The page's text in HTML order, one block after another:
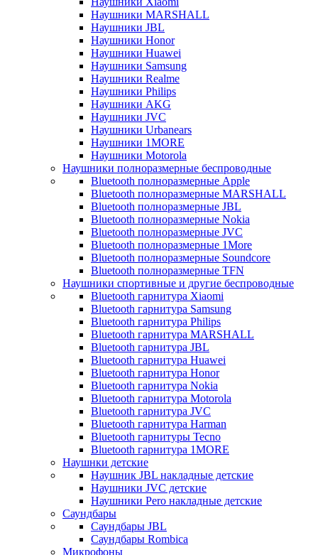
Наушники MARSHALL
Наушники JBL
Наушники Honor
Наушники Huawei
Наушники Samsung
Наушники Realme
Наушники Philips
Наушники AKG
Наушники JVC
Наушники Urbanears
Наушники 1MORE
Наушники Motorola
Наушники полноразмерные беспроводные
Bluetooth полноразмерные Apple
Bluetooth полноразмерные MARSHALL
Bluetooth полноразмерные JBL
Bluetooth полноразмерные Nokia
Bluetooth полноразмерные JVC
Bluetooth полноразмерные 1More
Bluetooth полноразмерные Soundcore
Bluetooth полноразмерные TFN
Наушники спортивные и другие беспроводные
Bluetooth гарнитура Xiaomi
Bluetooth гарнитура Samsung
Bluetooth гарнитура Philips
Bluetooth гарнитура MARSHALL
Bluetooth гарнитура JBL
Bluetooth гарнитура Huawei
Bluetooth гарнитура Honor
Bluetooth гарнитура Nokia
Bluetooth гарнитура Motorola
Bluetooth гарнитура JVC
Bluetooth гарнитура Harman
Bluetooth гарнитуры Tecno
Bluetooth гарнитура 1MORE
Наушнки детские
Наушник JBL накладные детские
Наушники JVC детские
Наушники Pero накладные детские
Саундбары
Саундбары JBL
Саундбары Rombica
Микрофоны